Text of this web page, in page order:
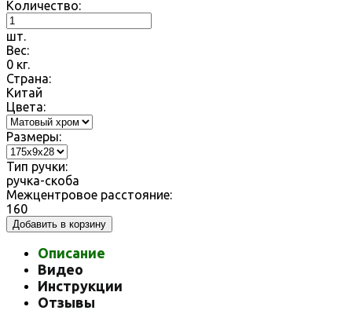
Количество:
шт.
Вес:
0 кг.
Страна:
Китай
Цвета:
Размеры:
Тип ручки:
ручка-скоба
Межцентровое расстояние:
160
Добавить в корзину
Описание
Видео
Инструкции
Отзывы